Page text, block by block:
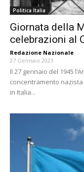
Politica Italia
Giornata della
celebrazioni al
Redazione Nazionale -
27 Gennaio 2023
Il 27 gennaio del 1945
concentramento
in Italia...